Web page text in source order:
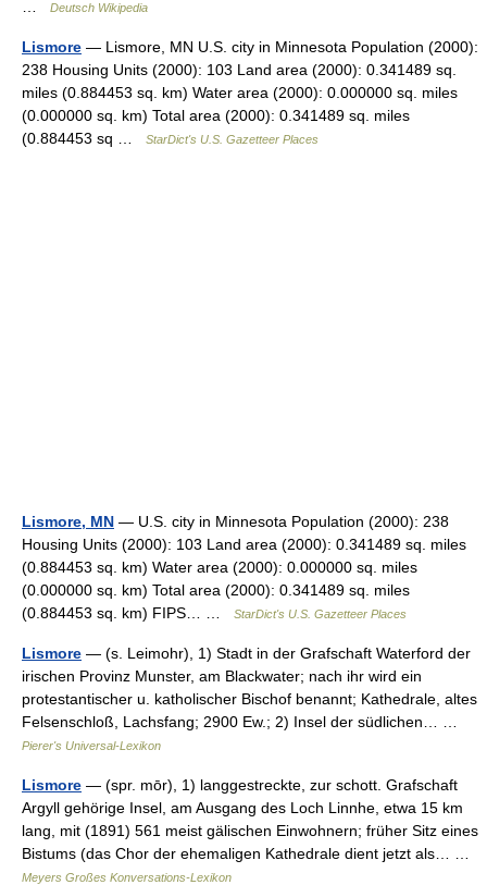
Deutsch Wikipedia
Lismore — Lismore, MN U.S. city in Minnesota Population (2000):
238 Housing Units (2000): 103 Land area (2000): 0.341489 sq.
miles (0.884453 sq. km) Water area (2000): 0.000000 sq. miles
(0.000000 sq. km) Total area (2000): 0.341489 sq. miles
(0.884453 sq …
StarDict's U.S. Gazetteer Places
Lismore, MN — U.S. city in Minnesota Population (2000): 238
Housing Units (2000): 103 Land area (2000): 0.341489 sq. miles
(0.884453 sq. km) Water area (2000): 0.000000 sq. miles
(0.000000 sq. km) Total area (2000): 0.341489 sq. miles
(0.884453 sq. km) FIPS… …
StarDict's U.S. Gazetteer Places
Lismore — (s. Leimohr), 1) Stadt in der Grafschaft Waterford der
irischen Provinz Munster, am Blackwater; nach ihr wird ein
protestantischer u. katholischer Bischof benannt; Kathedrale, altes
Felsenschloß, Lachsfang; 2900 Ew.; 2) Insel der südlichen… …
Pierer's Universal-Lexikon
Lismore — (spr. mōr), 1) langgestreckte, zur schott. Grafschaft
Argyll gehörige Insel, am Ausgang des Loch Linnhe, etwa 15 km
lang, mit (1891) 561 meist gälischen Einwohnern; früher Sitz eines
Bistums (das Chor der ehemaligen Kathedrale dient jetzt als… …
Meyers Großes Konversations-Lexikon